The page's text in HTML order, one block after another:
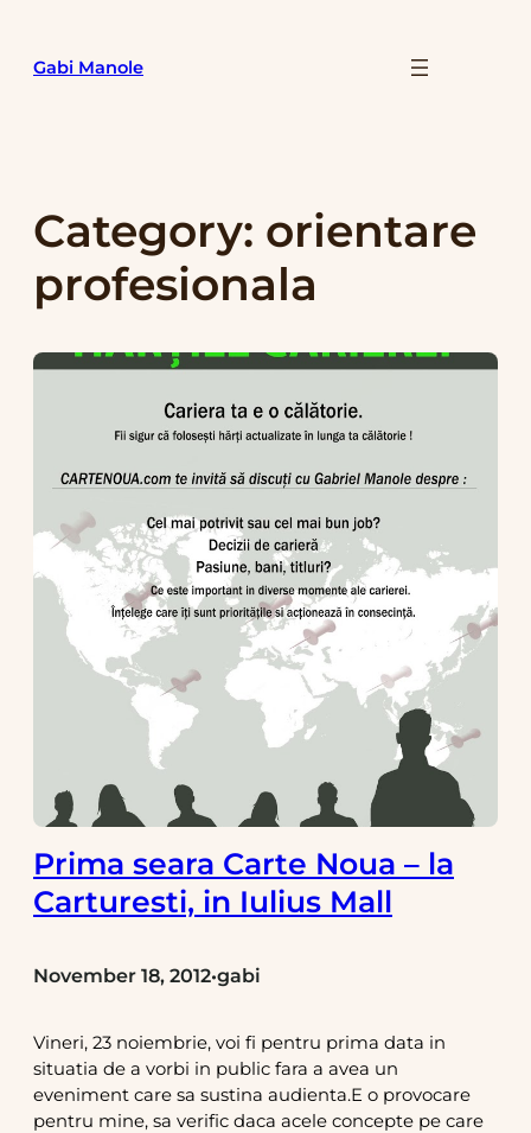
content
Gabi Manole
Category: orientare
profesionala
Prima seara Carte Noua – la
Carturesti, in Iulius Mall
November 18, 2012•gabi
Vineri, 23 noiembrie, voi fi pentru prima data in
situatia de a vorbi in public fara a avea un
eveniment care sa sustina audienta.E o provocare
pentru mine, sa verific daca acele concepte pe care